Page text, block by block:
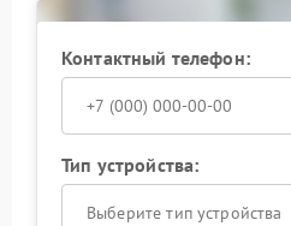
Контактный телефон:
Тип устройства:
Выберите тип устройства